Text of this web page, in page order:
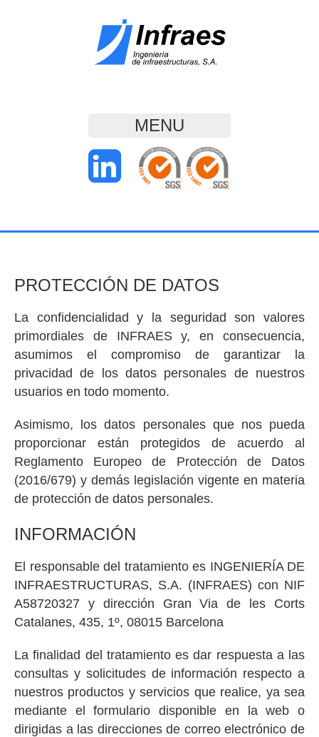
MENU
PROTECCIÓN DE DATOS
La confidencialidad y la seguridad son valores
primordiales de INFRAES y, en consecuencia,
asumimos el compromiso de garantizar la
privacidad de los datos personales de nuestros
usuarios en todo momento.
Asimismo, los datos personales que nos pueda
proporcionar están protegidos de acuerdo al
Reglamento Europeo de Protección de Datos
(2016/679) y demás legislación vigente en materia
de protección de datos personales.
INFORMACIÓN
El responsable del tratamiento es INGENIERÍA DE
INFRAESTRUCTURAS, S.A. (INFRAES) con NIF
A58720327 y dirección Gran Via de les Corts
Catalanes, 435, 1º, 08015 Barcelona
La finalidad del tratamiento es dar respuesta a las
consultas y solicitudes de información respecto a
nuestros productos y servicios que realice, ya sea
mediante el formulario disponible en la web o
dirigidas a las direcciones de correo electrónico de